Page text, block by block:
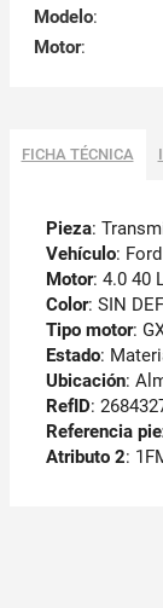
Modelo:
Motor:
FICHA TÉCNICA
Pieza:
Vehículo:
Motor: 4.0 40
Color: SIN
Tipo motor:
Estado:
Ubicación:
RefID:
Referencia
Atributo 2: